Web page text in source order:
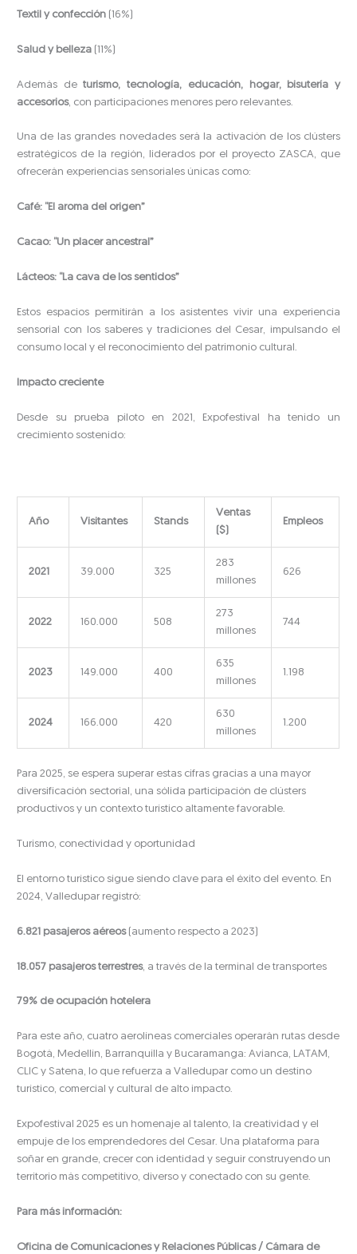
Textil y confección (16%)
Salud y belleza (11%)
Además deturismo, tecnología, educación, hogar, bisutería y
accesorios, con participaciones menores pero relevantes.
Una de las grandes novedades será la activación de los clústers
estratégicos de la región, liderados por el proyecto ZASCA, que
ofrecerán experiencias sensoriales únicas como:
Café: “El aroma del origen”
Cacao: “Un placer ancestral”
Lácteos: “La cava de los sentidos”
Estos espacios permitirán a los asistentes vivir una experiencia
sensorial con los saberes y tradiciones del Cesar, impulsando el
consumo local y el reconocimiento del patrimonio cultural.
Impacto creciente
Desde su prueba piloto en 2021, Expofestival ha tenido un
crecimiento sostenido:
Año Visitantes Stands
Ventas
($)
Empleos
2021 39.000 325
283
millones
626
2022 160.000 508
273
millones
744
2023 149.000 400
635
millones
1.198
2024 166.000 420
630
millones
1.200
Para 2025, se espera superar estas cifras gracias a una mayor
diversificación sectorial, una sólida participación de clústers
productivos y un contexto turístico altamente favorable.
Turismo, conectividad y oportunidad
El entorno turístico sigue siendo clave para el éxito del evento. En
2024, Valledupar registró:
6.821 pasajeros aéreos(aumento respecto a 2023)
18.057 pasajeros terrestres, a través de la terminal de transportes
79% de ocupación hotelera
Para este año, cuatro aerolíneas comerciales operarán rutas desde
Bogotá, Medellín, Barranquilla y Bucaramanga: Avianca, LATAM,
CLIC y Satena, lo que refuerza a Valledupar como un destino
turístico, comercial y cultural de alto impacto.
Expofestival 2025 es un homenaje al talento, la creatividad y el
empuje de los emprendedores del Cesar. Una plataforma para
soñar en grande, crecer con identidad y seguir construyendo un
territorio más competitivo, diverso y conectado con su gente.
Para más información:
Oficina de Comunicaciones y Relaciones Públicas / Cámara de